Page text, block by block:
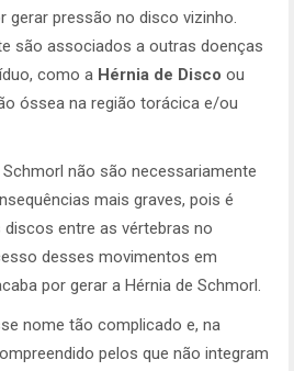
gerar pressão no disco vizinho.
são associados a outras doenças
como a Hérnia de Disco ou
óssea na região torácica e/ou
não são necessariamente
mais graves, pois é
entre as vértebras no
desses movimentos em
por gerar a Hérnia de Schmorl.
nome tão complicado e, na
pelos que não integram